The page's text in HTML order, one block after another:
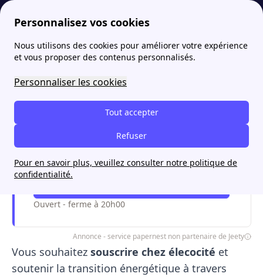
Personnalisez vos cookies
Nous utilisons des cookies pour améliorer votre expérience
et vous proposer des contenus personnalisés.
Personnaliser les cookies
Tout accepter
Refuser
Pour en savoir plus, veuillez consulter notre politique de
confidentialité.
papernest élecocité Comment souscrire élecocité en 2026 ?
Comment souscrire
élecocité en 2026 ?
Je souscris de l'énergie moins chère
avec papernest
Ouvert - ferme à 20h00
Annonce - service papernest non partenaire de Jeety
Vous souhaitez souscrire chez élecocité et
soutenir la transition énergétique à travers